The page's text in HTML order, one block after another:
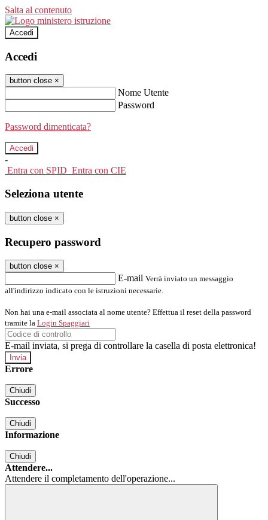
Salta al contenuto
Accedi
Accedi
button close ×
Nome Utente
Password
Password dimenticata?
-
Entra con SPID Entra con CIE
Seleziona utente
button close ×
Recupero password
button close ×
E-mail Verrà inviato un messaggio
all'indirizzo indicato con le istruzioni necessarie.
Non hai una e-mail associata al nome utente? Effettua il reset della password
tramite la Login Spaggiari
E-mail inviata, si prega di controllare la casella di posta elettronica!
Errore
Chiudi
Successo
Chiudi
Informazione
Chiudi
Attendere...
Attendere il completamento dell'operazione...